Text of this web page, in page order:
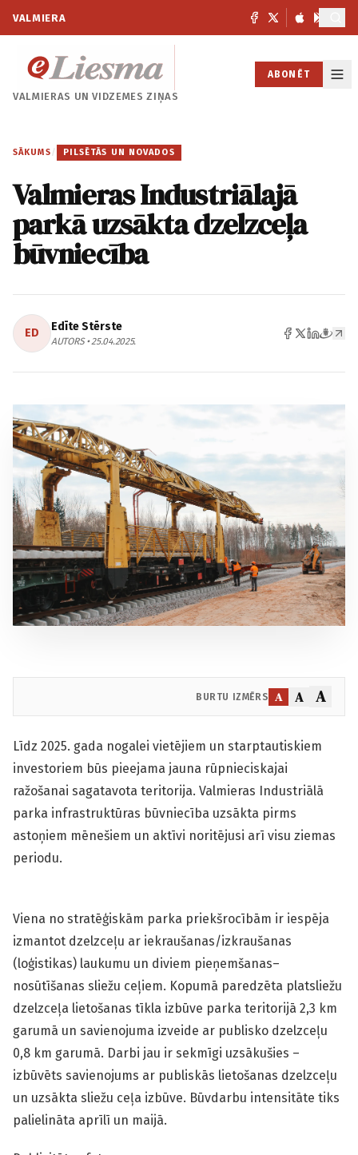
VALMIERA
VALMIERAS UNVIDZEMES ZIŅAS
ABONĒT
SĀKUMS / PILSĒTĀS UN NOVADOS
Valmieras Industriālajā
parkā uzsākta dzelzceļa
būvniecība
ED Edīte Stērste
AUTORS • 25.04.2025.
BURTU IZMĒRS A A A
Līdz 2025. gada nogalei vietējiem un starptautiskiem
investoriem būs pieejama jauna rūpnieciskajai
ražošanai sagatavota teritorija. Valmieras Industriālā
parka infrastruktūras būvniecība uzsākta pirms
astoņiem mēnešiem un aktīvi noritējusi arī visu ziemas
periodu.
Viena no stratēģiskām parka priekšrocībām ir iespēja
izmantot dzelzceļu ar iekraušanas/izkraušanas
(loģistikas) laukumu un diviem pieņemšanas–
nosūtīšanas sliežu ceļiem. Kopumā paredzēta platsliežu
dzelzceļa lietošanas tīkla izbūve parka teritorijā 2,3 km
garumā un savienojuma izveide ar publisko dzelzceļu
0,8 km garumā. Darbi jau ir sekmīgi uzsākušies –
izbūvēts savienojums ar publiskās lietošanas dzelzceļu
un uzsākta sliežu ceļa izbūve. Būvdarbu intensitāte tiks
palielināta aprīlī un maijā.